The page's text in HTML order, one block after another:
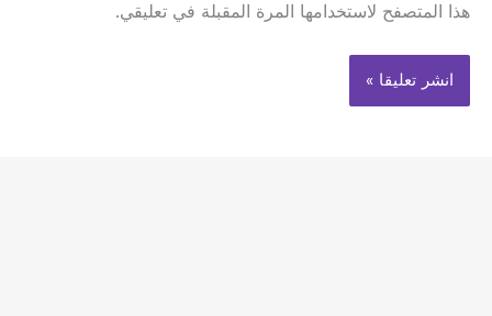
هذا المتصفح لاستخدامها المرة المقبلة في تعليقي.